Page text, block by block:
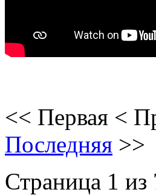
<< Первая <
Последняя >>
Страница 1 из